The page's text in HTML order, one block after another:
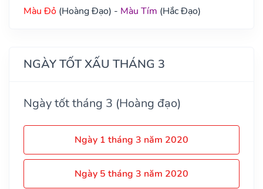
Màu Đỏ (Hoàng Đạo) - Màu Tím (Hắc Đạo)
NGÀY TỐT XẤU THÁNG 3
Ngày tốt tháng 3 (Hoàng đạo)
Ngày 1 tháng 3 năm 2020
Ngày 5 tháng 3 năm 2020